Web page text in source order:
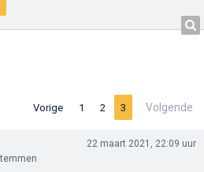
Vorige 1 2 3 Volgende
22 maart 2021, 22:09 uur